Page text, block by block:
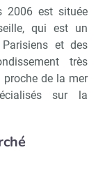
2006 est située
qui est un
et des
très
de la mer
sur la